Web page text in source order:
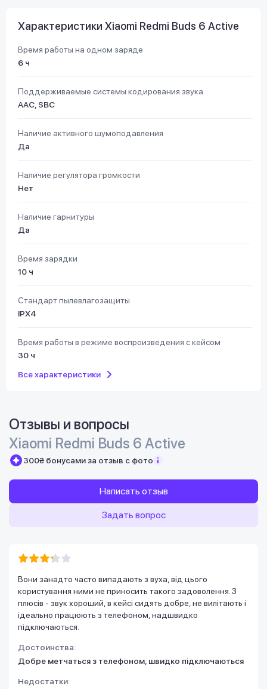
Характеристики Xiaomi Redmi Buds 6 Active
Время работы на одном заряде
6 ч
Поддерживаемые системы кодирования звука
AAC, SBC
Наличие активного шумоподавления
Да
Наличие регулятора громкости
Нет
Наличие гарнитуры
Да
Время зарядки
10 ч
Стандарт пылевлагозащиты
IPX4
Время работы в режиме воспроизведения с кейсом
30 ч
Все характеристики
Отзывы и вопросы
Xiaomi Redmi Buds 6 Active
300₴ бонусами за отзыв с фото
Написать отзыв
Задать вопрос
Вони занадто часто випадають з вуха, від цього
користування ними не приносить такого задоволення. З
плюсів - звук хороший, в кейсі сидять добре, не вилітають і
ідеально працюють з телефоном, надшвидко
підключаються.
Достоинства:
Добре метчаться з телефоном, швидко підключаються
Недостатки: